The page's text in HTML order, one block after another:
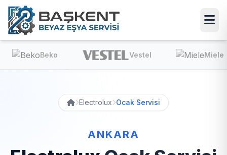
Beko Vestel Miele
Electrolux Ocak Servisi
ANKARA